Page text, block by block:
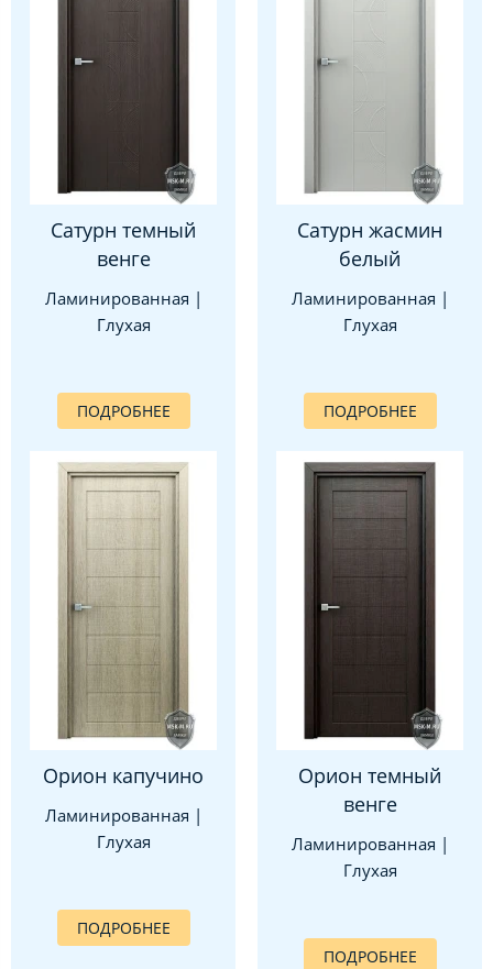
Сатурн темный
венге
Ламинированная |
Глухая
ПОДРОБНЕЕ
Сатурн жасмин
белый
Ламинированная |
Глухая
ПОДРОБНЕЕ
Орион капучино
Ламинированная |
Глухая
ПОДРОБНЕЕ
Орион темный
венге
Ламинированная |
Глухая
ПОДРОБНЕЕ